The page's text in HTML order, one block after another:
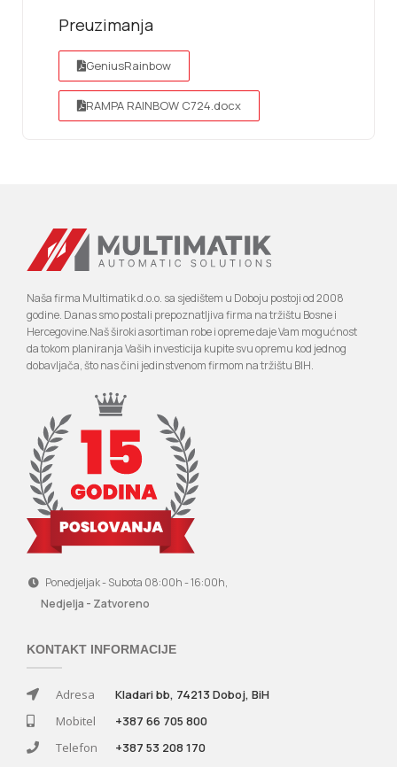
Preuzimanja
GeniusRainbow
RAMPA RAINBOW C724.docx
Naša firma Multimatik d.o.o. sa sjedištem u Doboju postoji od 2008
godine. Danas smo postali prepoznatljiva firma na tržištu Bosne i
Hercegovine.Naš široki asortiman robe i opreme daje Vam mogućnost
da tokom planiranja Vaših investicija kupite svu opremu kod jednog
dobavljača, što nas čini jedinstvenom firmom na tržištu BIH.
Ponedjeljak - Subota 08:00h - 16:00h,
Nedjelja - Zatvoreno
KONTAKT INFORMACIJE
Adresa
Kladari bb, 74213 Doboj, BiH
Mobitel
+387 66 705 800
Telefon
+387 53 208 170